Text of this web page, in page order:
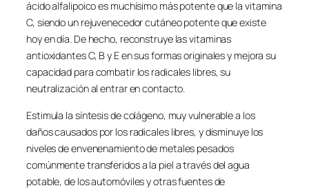
ácido alfalipoico es muchísimo más potente que la vitamina
C, siendo un rejuvenecedor cutáneo potente que existe
hoy en día. De hecho, reconstruye las vitaminas
antioxidantes C, B y E en sus formas originales y mejora su
capacidad para combatir los radicales libres, su
neutralización al entrar en contacto.
Estimula la síntesis de colágeno, muy vulnerable a los
daños causados por los radicales libres, y disminuye los
niveles de envenenamiento de metales pesados
comúnmente transferidos a la piel a través del agua
potable, de los automóviles y otras fuentes de